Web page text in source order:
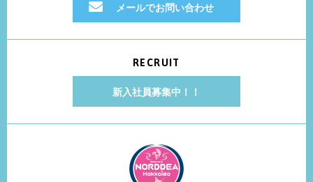
メールでお問い合わせ
RECRUIT
新入社員募集中！！